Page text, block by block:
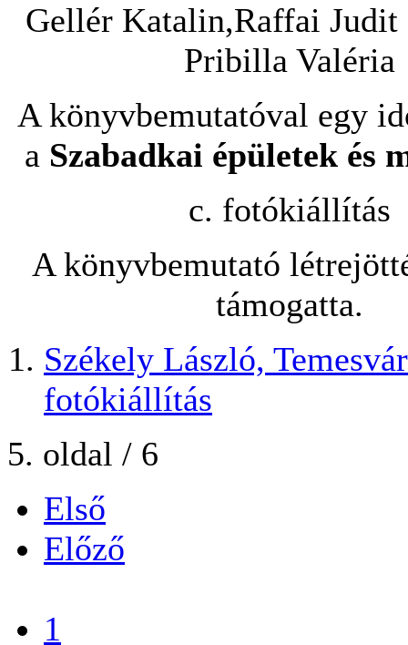
Gellér Katalin,Raffai Judit
Pribilla Valéria
A könyvbemutatóval egy
a Szabadkai épületek és
c. fotókiállítás
A könyvbemutató
támogatta.
Székely László,
fotókiállítás
5. oldal / 6
Első
Előző
1